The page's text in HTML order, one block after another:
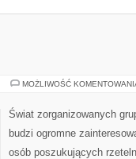
MOŻLIWOŚĆ
Świat zorganizowanych
budzi ogromne
osób poszukujących